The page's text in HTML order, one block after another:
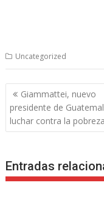
Uncategorized
Navegación
de
entradas
Giammattei, nuevo
presidente de
luchar contra la pobreza
Entradas